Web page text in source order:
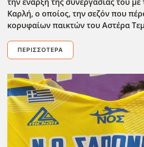
Καρλή, ο οποίος, την σεζόν που
κορυφαίων παικτών του Αστέρα
ΠΕΡΙΣΣΌΤΕΡΑ